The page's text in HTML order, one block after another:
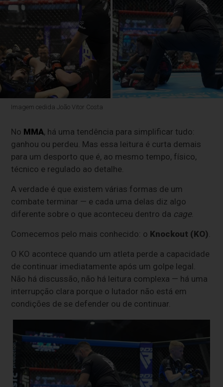
Imagem cedida João Vitor Costa
No MMA, há uma tendência para simplificar tudo:
ganhou ou perdeu. Mas essa leitura é curta demais
para um desporto que é, ao mesmo tempo, físico,
técnico e regulado ao detalhe.
A verdade é que existem várias formas de um
combate terminar — e cada uma delas diz algo
diferente sobre o que aconteceu dentro da cage.
Comecemos pelo mais conhecido: o Knockout (KO).
O KO acontece quando um atleta perde a capacidade
de continuar imediatamente após um golpe legal.
Não há discussão, não há leitura complexa — há uma
interrupção clara porque o lutador não está em
condições de se defender ou de continuar.